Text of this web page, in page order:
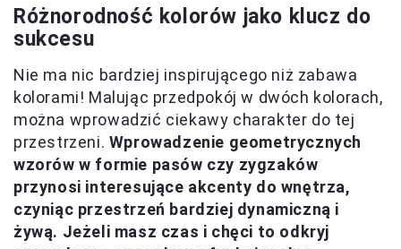
Różnorodność kolorów jako klucz do
sukcesu
Nie ma nic bardziej inspirującego niż zabawa
kolorami! Malując przedpokój w dwóch kolorach,
można wprowadzić ciekawy charakter do tej
przestrzeni. Wprowadzenie geometrycznych
wzorów w formie pasów czy zygzaków
przynosi interesujące akcenty do wnętrza,
czyniąc przestrzeń bardziej dynamiczną i
żywą. Jeżeli masz czas i chęci to odkryj